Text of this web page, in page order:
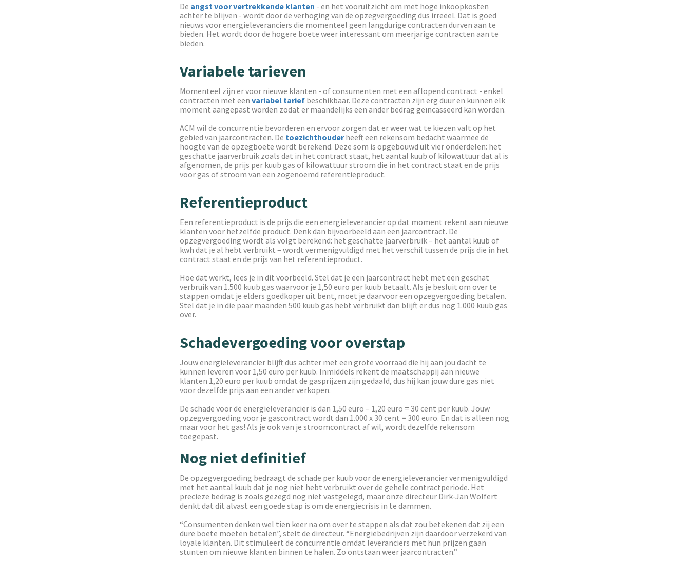
De angst voor vertrekkende klanten - en het vooruitzicht om met hoge inkoopkosten
achter te blijven - wordt door de verhoging van de opzegvergoeding dus irreëel. Dat is goed
nieuws voor energieleveranciers die momenteel geen langdurige contracten durven aan te
bieden. Het wordt door de hogere boete weer interessant om meerjarige contracten aan te
bieden.
Variabele tarieven
Momenteel zijn er voor nieuwe klanten - of consumenten met een aflopend contract - enkel
contracten met een variabel tariefbeschikbaar. Deze contracten zijn erg duur en kunnen elk
moment aangepast worden zodat er maandelijks een ander bedrag geïncasseerd kan worden.
ACM wil de concurrentie bevorderen en ervoor zorgen dat er weer wat te kiezen valt op het
gebied van jaarcontracten. De toezichthouderheeft een rekensom bedacht waarmee de
hoogte van de opzegboete wordt berekend. Deze som is opgebouwd uit vier onderdelen: het
geschatte jaarverbruik zoals dat in het contract staat, het aantal kuub of kilowattuur dat al is
afgenomen, de prijs per kuub gas of kilowattuur stroom die in het contract staat en de prijs
voor gas of stroom van een zogenoemd referentieproduct.
Referentieproduct
Een referentieproduct is de prijs die een energieleverancier op dat moment rekent aan nieuwe
klanten voor hetzelfde product. Denk dan bijvoorbeeld aan een jaarcontract. De
opzegvergoeding wordt als volgt berekend: het geschatte jaarverbruik – het aantal kuub of
kwh dat je al hebt verbruikt – wordt vermenigvuldigd met het verschil tussen de prijs die in het
contract staat en de prijs van het referentieproduct.
Hoe dat werkt, lees je in dit voorbeeld. Stel dat je een jaarcontract hebt met een geschat
verbruik van 1.500 kuub gas waarvoor je 1,50 euro per kuub betaalt. Als je besluit om over te
stappen omdat je elders goedkoper uit bent, moet je daarvoor een opzegvergoeding betalen.
Stel dat je in die paar maanden 500 kuub gas hebt verbruikt dan blijft er dus nog 1.000 kuub gas
over.
Schadevergoeding voor overstap
Jouw energieleverancier blijft dus achter met een grote voorraad die hij aan jou dacht te
kunnen leveren voor 1,50 euro per kuub. Inmiddels rekent de maatschappij aan nieuwe
klanten 1,20 euro per kuub omdat de gasprijzen zijn gedaald, dus hij kan jouw dure gas niet
voor dezelfde prijs aan een ander verkopen.
De schade voor de energieleverancier is dan 1,50 euro – 1,20 euro = 30 cent per kuub. Jouw
opzegvergoeding voor je gascontract wordt dan 1.000 x 30 cent = 300 euro. En dat is alleen nog
maar voor het gas! Als je ook van je stroomcontract af wil, wordt dezelfde rekensom
toegepast.
Nog niet definitief
De opzegvergoeding bedraagt de schade per kuub voor de energieleverancier vermenigvuldigd
met het aantal kuub dat je nog niet hebt verbruikt over de gehele contractperiode. Het
precieze bedrag is zoals gezegd nog niet vastgelegd, maar onze directeur Dirk-Jan Wolfert
denkt dat dit alvast een goede stap is om de energiecrisis in te dammen.
“Consumenten denken wel tien keer na om over te stappen als dat zou betekenen dat zij een
dure boete moeten betalen”, stelt de directeur. “Energiebedrijven zijn daardoor verzekerd van
loyale klanten. Dit stimuleert de concurrentie omdat leveranciers met hun prijzen gaan
stunten om nieuwe klanten binnen te halen. Zo ontstaan weer jaarcontracten.”